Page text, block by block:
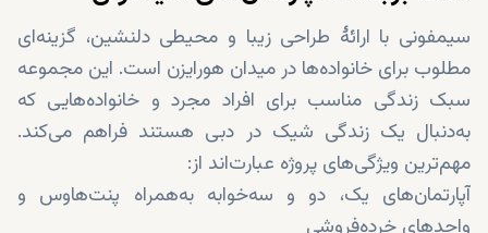
سیمفونی با ارائهٔ طراحی زیبا و محیطی دلنشین، گزینه‌ای
مطلوب برای خانواده‌ها در میدان هورایزن است. این مجموعه
سبک زندگی مناسب برای افراد مجرد و خانواده‌هایی که
به‌دنبال یک زندگی شیک در دبی هستند فراهم می‌کند.
مهم‌ترین ویژگی‌های پروژه عبارت‌اند از:
آپارتمان‌های یک، دو و سه‌خوابه به‌همراه پنت‌هاوس و